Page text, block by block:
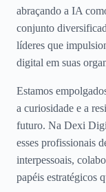
abraçando a IA
conjunto
líderes que
digital em suas
Estamos
a curiosidade e a
futuro. Na Dexi
esses profissionais
interpessoais,
papéis estratégicos